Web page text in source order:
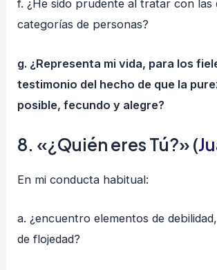
f. ¿He sido prudente al tratar con las
categorías de personas?
g. ¿Representa mi vida, para los
testimonio del hecho de que la
posible, fecundo y alegre?
8. «¿Quién eres Tú?» (
En mi conducta habitual:
a. ¿encuentro elementos de
de flojedad?